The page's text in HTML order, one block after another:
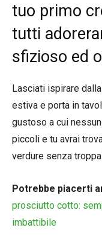
tuo primo
tutti
sfizioso ed
Lasciati ispirare
estiva e porta in
gustoso a cui
piccoli e tu avrai
verdure senza
Potrebbe piacerti
prosciutto cotto:
imbattibile